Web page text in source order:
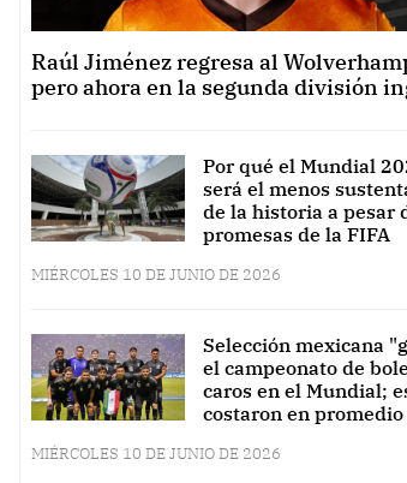
Raúl Jiménez regresa al
pero ahora en la segunda división
Por qué el Mundial
será el menos
de la historia a pesar
promesas de la FIFA
MIÉRCOLES 10 DE JUNIO DE 2026
Selección mexicana
el campeonato de
caros en el Mundial;
costaron en promedio
MIÉRCOLES 10 DE JUNIO DE 2026